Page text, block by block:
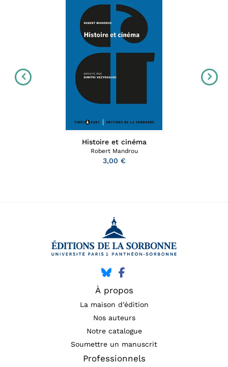
Histoire et cinéma
Robert Mandrou
3,00 €
À propos
La maison d’édition
Nos auteurs
Notre catalogue
Soumettre un manuscrit
Professionnels